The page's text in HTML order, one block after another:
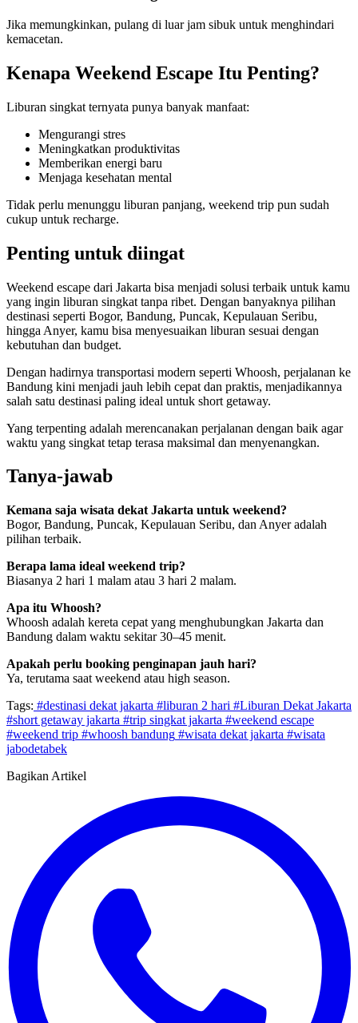
Jika memungkinkan, pulang di luar jam sibuk untuk menghindari
kemacetan.
Kenapa Weekend Escape Itu Penting?
Liburan singkat ternyata punya banyak manfaat:
Mengurangi stres
Meningkatkan produktivitas
Memberikan energi baru
Menjaga kesehatan mental
Tidak perlu menunggu liburan panjang, weekend trip pun sudah
cukup untuk recharge.
Penting untuk diingat
Weekend escape dari Jakarta bisa menjadi solusi terbaik untuk kamu
yang ingin liburan singkat tanpa ribet. Dengan banyaknya pilihan
destinasi seperti Bogor, Bandung, Puncak, Kepulauan Seribu,
hingga Anyer, kamu bisa menyesuaikan liburan sesuai dengan
kebutuhan dan budget.
Dengan hadirnya transportasi modern seperti Whoosh, perjalanan ke
Bandung kini menjadi jauh lebih cepat dan praktis, menjadikannya
salah satu destinasi paling ideal untuk short getaway.
Yang terpenting adalah merencanakan perjalanan dengan baik agar
waktu yang singkat tetap terasa maksimal dan menyenangkan.
Tanya-jawab
Kemana saja wisata dekat Jakarta untuk weekend?
Bogor, Bandung, Puncak, Kepulauan Seribu, dan Anyer adalah
pilihan terbaik.
Berapa lama ideal weekend trip?
Biasanya 2 hari 1 malam atau 3 hari 2 malam.
Apa itu Whoosh?
Whoosh adalah kereta cepat yang menghubungkan Jakarta dan
Bandung dalam waktu sekitar 30–45 menit.
Apakah perlu booking penginapan jauh hari?
Ya, terutama saat weekend atau high season.
Tags: #destinasi dekat jakarta #liburan 2 hari #Liburan Dekat Jakarta
#short getaway jakarta #trip singkat jakarta #weekend escape
#weekend trip #whoosh bandung #wisata dekat jakarta #wisata
jabodetabek
Bagikan Artikel